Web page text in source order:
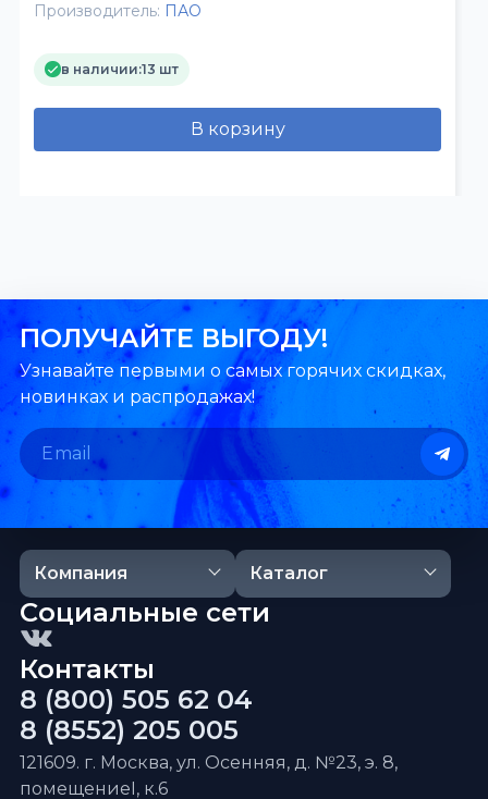
Производитель: ПАО
в наличии:13 шт
В корзину
ПОЛУЧАЙТЕ ВЫГОДУ!
Узнавайте первыми о самых горячих скидках,
новинках и распродажах!
Компания Каталог
Контакты
8 (800) 505 62 04
8 (8552) 205 005
121609. г. Москва, ул. Осенняя, д. №23, э. 8,
помещениеI, к.6
Социальные сети